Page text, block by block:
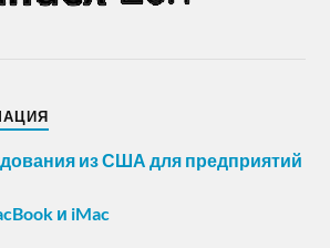
из США для предприятий
и iMac